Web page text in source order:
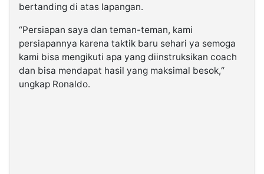
bertanding di atas lapangan.
“Persiapan saya dan teman-teman, kami
persiapannya karena taktik baru sehari ya semoga
kami bisa mengikuti apa yang diinstruksikan coach
dan bisa mendapat hasil yang maksimal besok,“
ungkap Ronaldo.